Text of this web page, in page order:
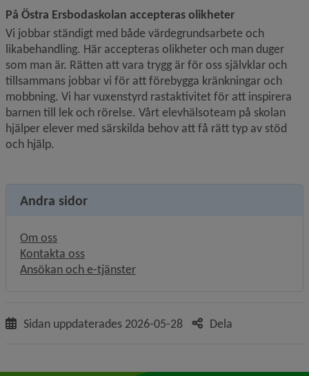
På Östra Ersbodaskolan accepteras olikheter
Vi jobbar ständigt med både värdegrundsarbete och
likabehandling. Här accepteras olikheter och man duger
som man är. Rätten att vara trygg är för oss självklar och
tillsammans jobbar vi för att förebygga kränkningar och
mobbning. Vi har vuxenstyrd rastaktivitet för att inspirera
barnen till lek och rörelse. Vårt elevhälsoteam på skolan
hjälper elever med särskilda behov att få rätt typ av stöd
och hjälp.
Andra sidor
Om oss
Kontakta oss
Ansökan och e-tjänster
Sidan uppdaterades 2026-05-28 Dela